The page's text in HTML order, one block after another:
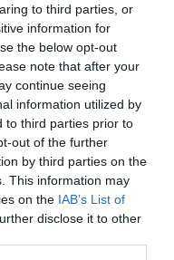
to third parties, or
information for
the below opt-out
note that after your
continue seeing
information utilized by
to third parties prior to
out of the further
by third parties on the
This information may
on the IAB’s List of
disclose it to other
mayor que la del
fuente preferida
noticias de